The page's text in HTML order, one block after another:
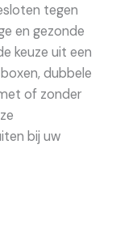
tegen
en gezonde
keuze uit een
dubbele
of zonder
bij uw